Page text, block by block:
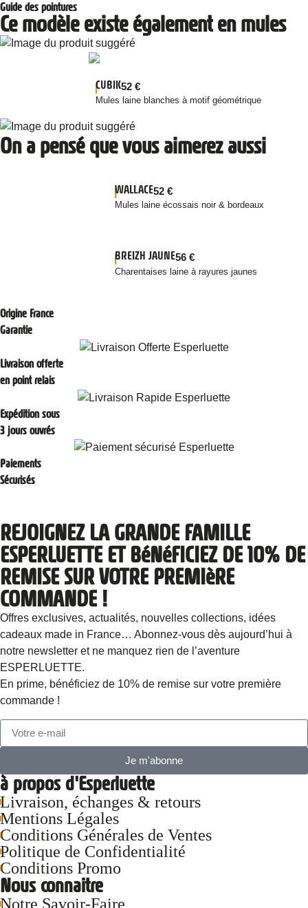
Guide des pointures
Ce modèle existe également en mules
CUBIK52 €
Mules laine blanches à motif géométrique
On a pensé que vous aimerez aussi
WALLACE52 €
Mules laine écossais noir & bordeaux
BREIZH JAUNE56 €
Charentaises laine à rayures jaunes
Origine France
Garantie
Livraison offerte
en point relais
Expédition sous
3 jours ouvrés
Paiements
Sécurisés
REJOIGNEZ LA GRANDE FAMILLE
ESPERLUETTE ET BéNéFICIEZ DE 10% DE
REMISE SUR VOTRE PREMIèRE
COMMANDE !
Offres exclusives, actualités, nouvelles collections, idées
cadeaux made in France… Abonnez-vous dès aujourd’hui à
notre newsletter et ne manquez rien de l’aventure
ESPERLUETTE.
En prime, bénéficiez de 10% de remise sur votre première
commande !
Je m'abonne
à propos d'Esperluette
Livraison, échanges & retours
Mentions Légales
Conditions Générales de Ventes
Politique de Confidentialité
Conditions Promo
Nous connaitre
Notre Savoir-Faire